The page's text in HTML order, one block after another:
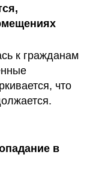
к гражданам
что
в